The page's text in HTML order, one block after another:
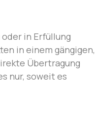
in Erfüllung
in einem gängigen,
Übertragung
nur, soweit es